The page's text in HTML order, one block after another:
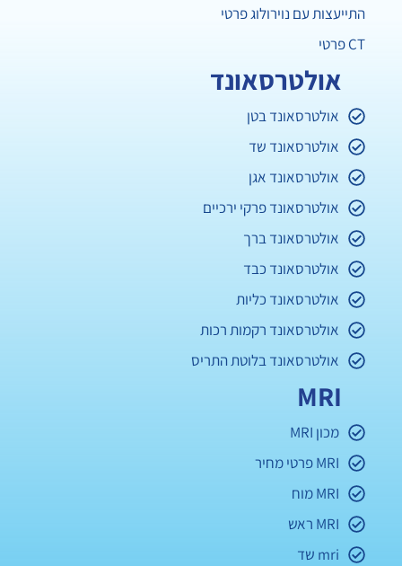
התייעצות עם נוירולוג פרטי
CT פרטי
אולטרסאונד
אולטרסאונד בטן
אולטרסאונד שד
אולטרסאונד אגן
אולטרסאונד פרקי ירכיים
אולטרסאונד ברך
אולטרסאונד כבד
אולטרסאונד כליות
אולטרסאונד רקמות רכות
אולטרסאונד בלוטת התריס
MRI
מכון MRI
MRI פרטי מחיר
MRI מוח
MRI ראש
mri שד